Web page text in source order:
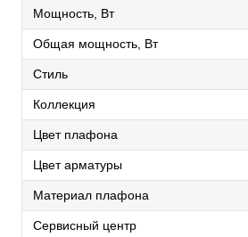
Мощность, Вт
Общая мощность, Вт
Стиль
Коллекция
Цвет плафона
Цвет арматуры
Материал плафона
Сервисный центр